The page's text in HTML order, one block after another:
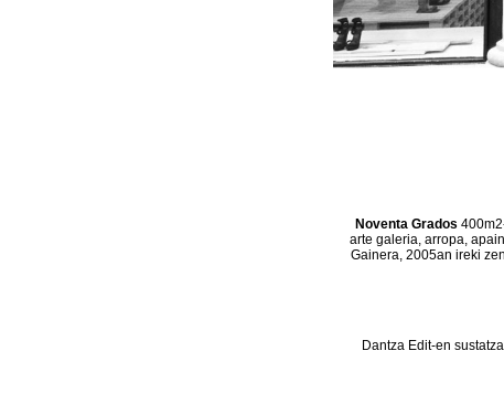
Noventa Grados
arte galeria, arropa,
Gainera, 2005an ireki
Dantza Edit-en